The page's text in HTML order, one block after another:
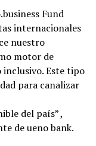
Fund
internacionales
nuestro
motor de
Este tipo
para canalizar
del país” ,
de ueno bank.